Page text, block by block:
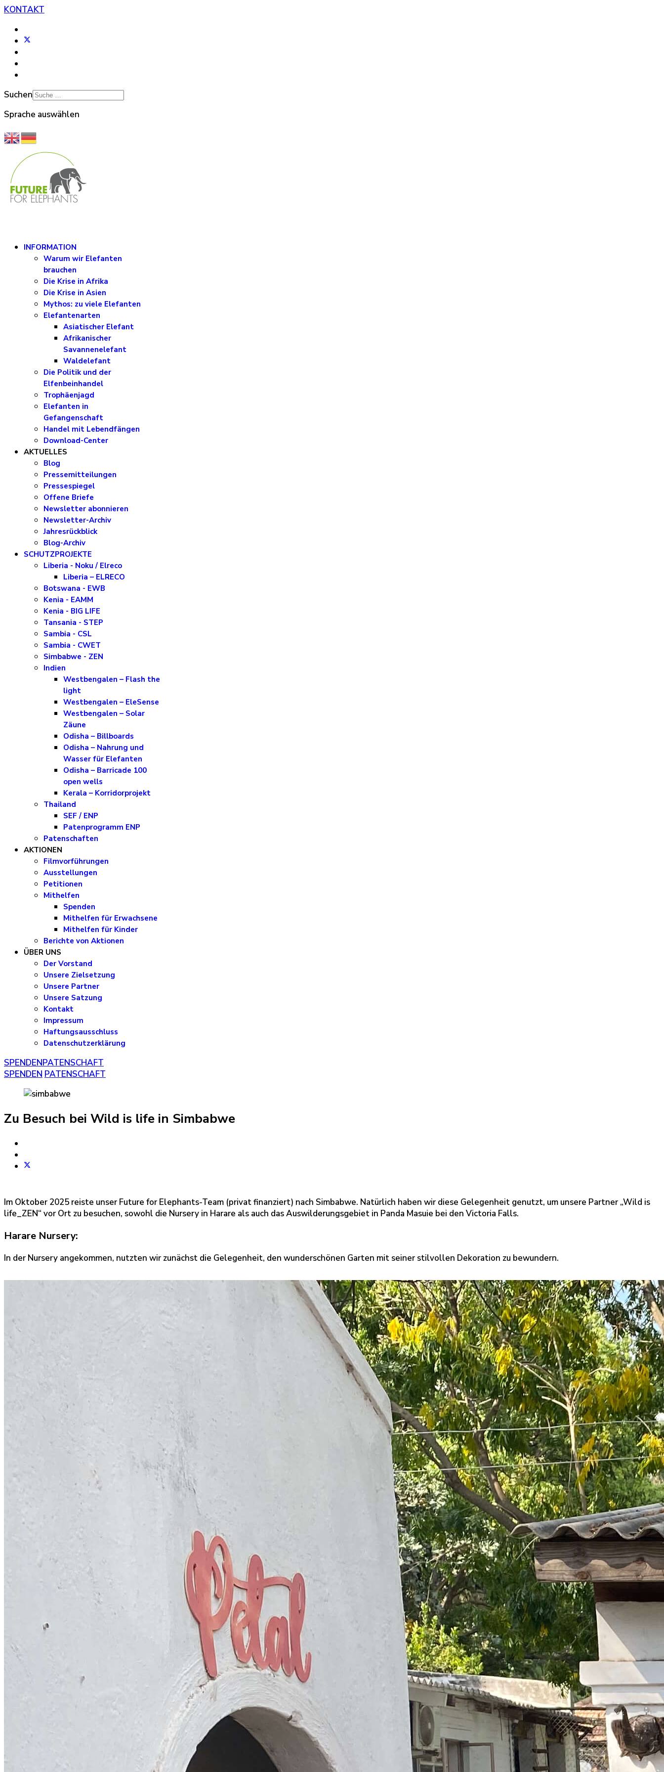
KONTAKT
Suchen
Sprache auswählen
INFORMATION
Warum wir Elefanten
brauchen
Die Krise in Afrika
Die Krise in Asien
Mythos: zu viele Elefanten
Elefantenarten
Asiatischer Elefant
Afrikanischer
Savannenelefant
Waldelefant
Die Politik und der
Elfenbeinhandel
Trophäenjagd
Elefanten in
Gefangenschaft
Handel mit Lebendfängen
Download-Center
AKTUELLES
Blog
Pressemitteilungen
Pressespiegel
Offene Briefe
Newsletter abonnieren
Newsletter-Archiv
Jahresrückblick
Blog-Archiv
SCHUTZPROJEKTE
Liberia - Noku / Elreco
Liberia – ELRECO
Botswana - EWB
Kenia - EAMM
Kenia - BIG LIFE
Tansania - STEP
Sambia - CSL
Sambia - CWET
Simbabwe - ZEN
Indien
Westbengalen – Flash the
light
Westbengalen – EleSense
Westbengalen – Solar
Zäune
Odisha – Billboards
Odisha – Nahrung und
Wasser für Elefanten
Odisha – Barricade 100
open wells
Kerala – Korridorprojekt
Thailand
SEF / ENP
Patenprogramm ENP
Patenschaften
AKTIONEN
Filmvorführungen
Ausstellungen
Petitionen
Mithelfen
Spenden
Mithelfen für Erwachsene
Mithelfen für Kinder
Berichte von Aktionen
ÜBER UNS
Der Vorstand
Unsere Zielsetzung
Unsere Partner
Unsere Satzung
Kontakt
Impressum
Haftungsausschluss
Datenschutzerklärung
SPENDENPATENSCHAFT
SPENDEN PATENSCHAFT
Zu Besuch bei Wild is life in Simbabwe
Im Oktober 2025 reiste unser Future for Elephants-Team (privat finanziert) nach Simbabwe. Natürlich haben wir diese Gelegenheit genutzt, um unsere Partner „Wild is
life_ZEN“ vor Ort zu besuchen, sowohl die Nursery in Harare als auch das Auswilderungsgebiet in Panda Masuie bei den Victoria Falls.
Harare Nursery:
In der Nursery angekommen, nutzten wir zunächst die Gelegenheit, den wunderschönen Garten mit seiner stilvollen Dekoration zu bewundern.